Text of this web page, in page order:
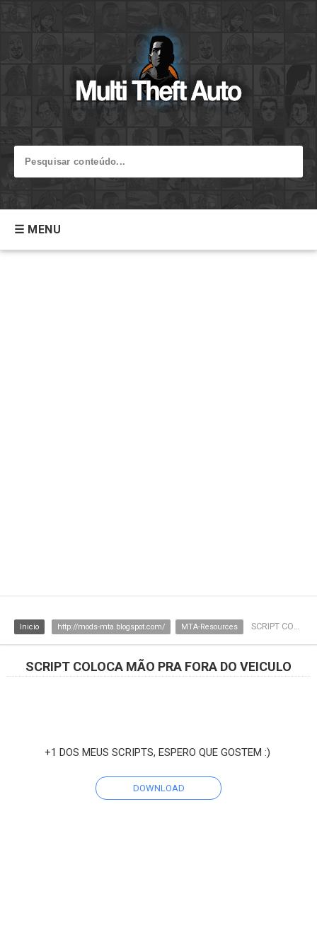
☰ MENU
Inicio http://mods-mta.blogspot.com/ MTA-Resources SCRIPT COLOCA MÃO PRA FORA DO VEICULO
SCRIPT COLOCA MÃO PRA FORA DO VEICULO
+1 DOS MEUS SCRIPTS, ESPERO QUE GOSTEM :)
DOWNLOAD